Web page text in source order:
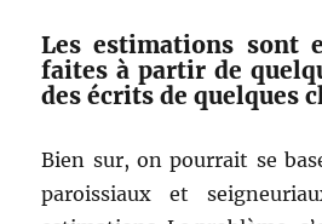
Les estimations sont
faites à partir de
des écrits de quelques
Bien sur, on pourrait se
paroissiaux et